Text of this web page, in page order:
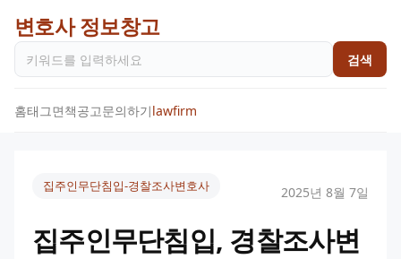
변호사 정보창고
검색
홈태그면책공고문의하기lawfirm
집주인무단침입-경찰조사변호사 2025년 8월 7일
집주인무단침입, 경찰조사변